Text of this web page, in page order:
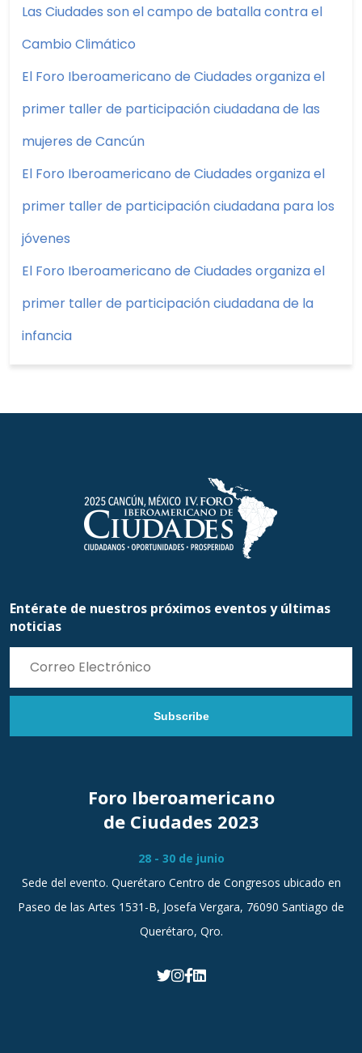
Las Ciudades son el campo de batalla contra el
Cambio Climático
El Foro Iberoamericano de Ciudades organiza el
primer taller de participación ciudadana de las
mujeres de Cancún
El Foro Iberoamericano de Ciudades organiza el
primer taller de participación ciudadana para los
jóvenes
El Foro Iberoamericano de Ciudades organiza el
primer taller de participación ciudadana de la
infancia
Entérate de nuestros próximos eventos y últimas
noticias
Subscribe
Foro Iberoamericano
de Ciudades 2023
28 - 30 de junio
Sede del evento. Querétaro Centro de Congresos ubicado en
Paseo de las Artes 1531-B, Josefa Vergara, 76090 Santiago de
Querétaro, Qro.